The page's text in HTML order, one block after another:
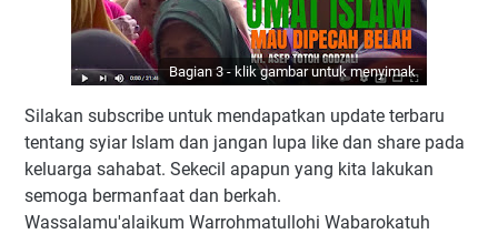
Bagian 3 - klik gambar untuk menyimak
Silakan subscribe untuk mendapatkan update terbaru
tentang syiar Islam dan jangan lupa like dan share pada
keluarga sahabat. Sekecil apapun yang kita lakukan
semoga bermanfaat dan berkah.
Wassalamu'alaikum Warrohmatullohi Wabarokatuh